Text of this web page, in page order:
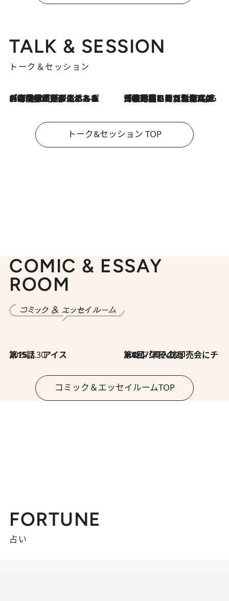
TALK & SESSION
トーク＆セッション
2026.8.3
「今後値上げがあるとすれば…」「リスクがあるのは今年の冬」エネルギー専門家が語る、ホルムズ海峡封鎖が家庭にもたらす“ある心配” 2026.8.3
「住宅建てられない…」「サーチャージ料の高値が続いている」ホルムズ海峡封鎖による影響はいつまで続く？《エネルギー専門家に聞く“どうなる日本の暮らし”》
トーク&セッション TOP
COMIC & ESSAY
ROOM
2026.7.30
第15話 アイス 2026.7.30
第8回「同人誌即売会にチャレンジ その2」
コミック＆エッセイルームTOP
FORTUNE
占い